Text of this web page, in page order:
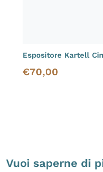
Espositore Kartell
Prezzo di vendita
€70,00
Vuoi saperne di